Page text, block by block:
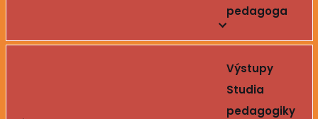
pedagoga
Výstupy
Studia
pedagogiky